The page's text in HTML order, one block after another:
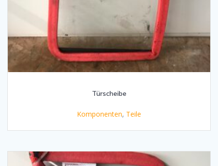
Türscheibe
Komponenten, Teile